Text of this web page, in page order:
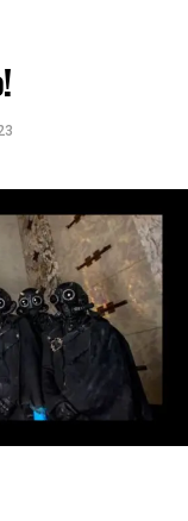
con un lleno
en
perder.